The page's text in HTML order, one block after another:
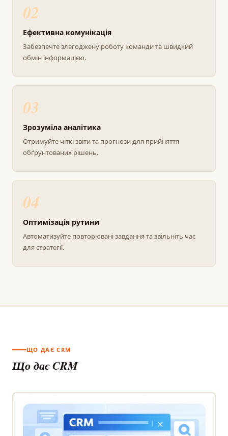
02
Ефективна комунікація
Забезпечте злагоджену роботу команди та швидкий
обмін інформацією.
03
Зрозуміла аналітика
Отримуйте чіткі звіти та прогнози для прийняття
обґрунтованих рішень.
04
Оптимізація рутини
Автоматизуйте повторювані завдання та звільніть час
для стратегії.
ЩО ДАЄ CRM
Що дає CRM